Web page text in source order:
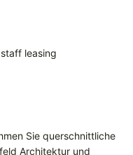
leasing
Sie querschnittliche
Architektur und